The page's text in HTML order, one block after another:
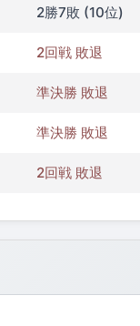
2勝7敗 (10位)
2回戦 敗退
準決勝 敗退
準決勝 敗退
2回戦 敗退